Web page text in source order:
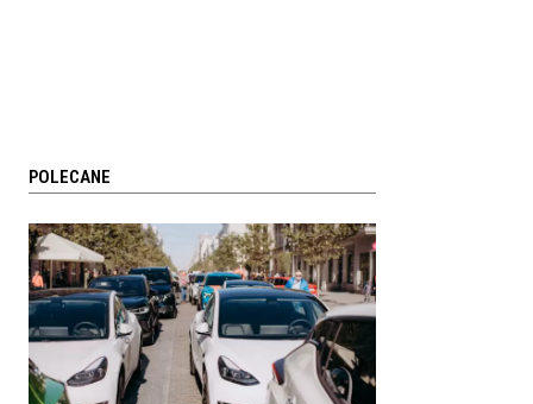
POLECANE